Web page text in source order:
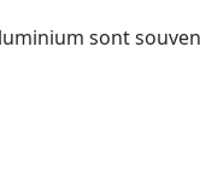
sont